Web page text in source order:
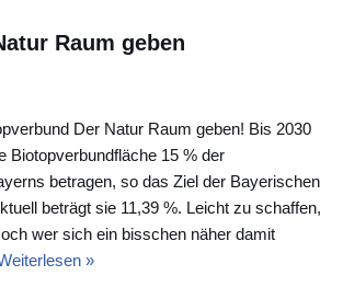
Raum geben
Der Natur Raum geben! Bis 2030
Biotopverbundfläche 15 % der
betragen, so das Ziel der Bayerischen
beträgt sie 11,39 %. Leicht zu schaffen,
wer sich ein bisschen näher damit
»